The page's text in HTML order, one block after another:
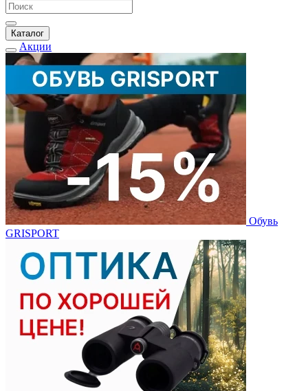
Каталог
Акции
Обувь
GRISPORT